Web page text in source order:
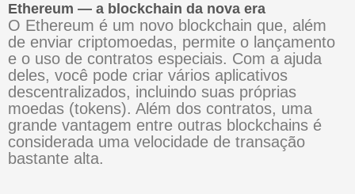
Ethereum — a blockchain da nova era
O Ethereum é um novo blockchain que, além
de enviar criptomoedas, permite o lançamento
e o uso de contratos especiais. Com a ajuda
deles, você pode criar vários aplicativos
descentralizados, incluindo suas próprias
moedas (tokens). Além dos contratos, uma
grande vantagem entre outras blockchains é
considerada uma velocidade de transação
bastante alta.